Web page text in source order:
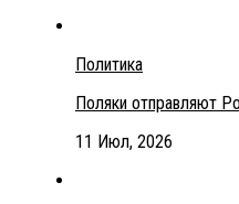
Политика
Поляки отправляют
11 Июл, 2026